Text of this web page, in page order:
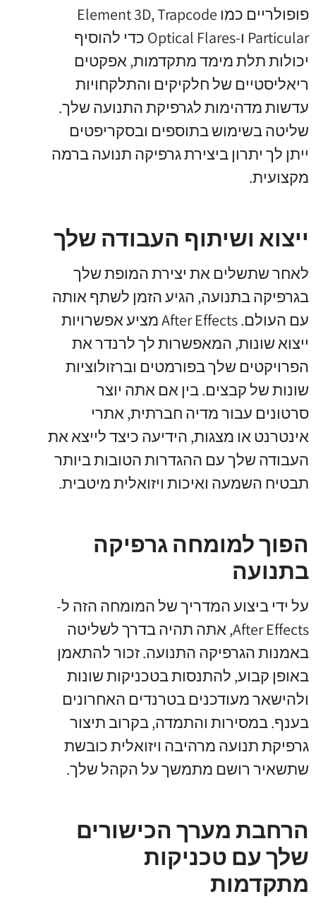
פופולריים כמו Element 3D, Trapcode
Particular ו-Optical Flares כדי להוסיף
יכולות תלת מימד מתקדמות, אפקטים
ריאליסטיים של חלקיקים והתלקחויות
עדשות מדהימות לגרפיקת התנועה שלך.
שליטה בשימוש בתוספים ובסקריפטים
ייתן לך יתרון ביצירת גרפיקה תנועה ברמה
מקצועית.
ייצוא ושיתוף העבודה שלך
לאחר שתשלים את יצירת המופת שלך
בגרפיקה בתנועה, הגיע הזמן לשתף אותה
עם העולם. After Effects מציע אפשרויות
ייצוא שונות, המאפשרות לך לרנדר את
הפרויקטים שלך בפורמטים וברזולוציות
שונות של קבצים. בין אם אתה יוצר
סרטונים עבור מדיה חברתית, אתרי
אינטרנט או מצגות, הידיעה כיצד לייצא את
העבודה שלך עם ההגדרות הטובות ביותר
תבטיח השמעה ואיכות ויזואלית מיטבית.
הפוך למומחה גרפיקה
בתנועה
על ידי ביצוע המדריך של המומחה הזה ל-
After Effects, אתה תהיה בדרך לשליטה
באמנות הגרפיקה התנועה. זכור להתאמן
באופן קבוע, להתנסות בטכניקות שונות
ולהישאר מעודכנים בטרנדים האחרונים
בענף. במסירות והתמדה, בקרוב תיצור
גרפיקת תנועה מרהיבה ויזואלית כובשת
שתשאיר רושם מתמשך על הקהל שלך.
הרחבת מערך הכישורים
שלך עם טכניקות
מתקדמות